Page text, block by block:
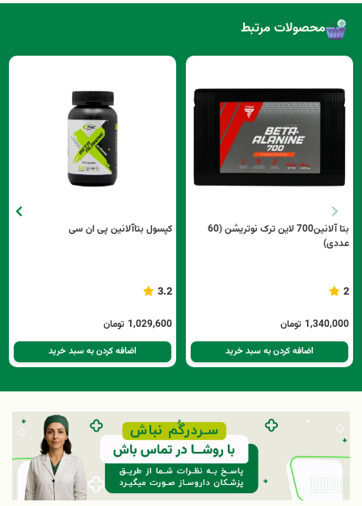
محصولات مرتبط
بتا آلانین700 لاین ترک نوتریشن (60
عددی)
2
1,340,000 تومان
اضافه کردن به سبد خرید
کپسول بتاآلانین پی ان سی
3.2
1,029,600 تومان
اضافه کردن به سبد خرید